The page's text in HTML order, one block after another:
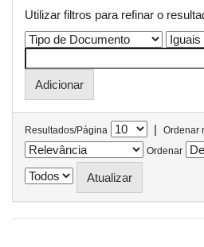
Utilizar filtros para refinar o
Resultados/Página |
Ordenar
Ordenar